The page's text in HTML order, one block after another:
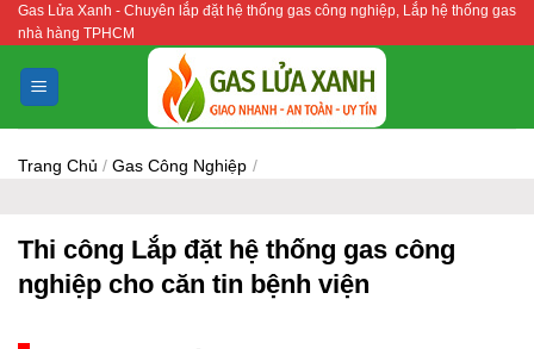
Bỏ
qua
nội
dung
Gas Lửa Xanh - Chuyên lắp đặt hệ thống gas công nghiệp, Lắp hệ thống gas
nhà hàng TPHCM
Trang Chủ / Gas Công Nghiệp /
Thi công Lắp đặt hệ thống gas công
nghiệp cho căn tin bệnh viện